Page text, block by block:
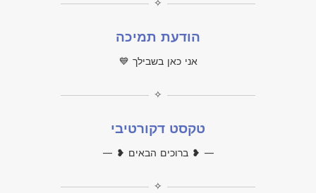
הודעת תמיכה
אני כאן בשבילך 💙
✧
טקסט דקורטיבי
— ❥ ברוכים הבאים ❥ —
✧